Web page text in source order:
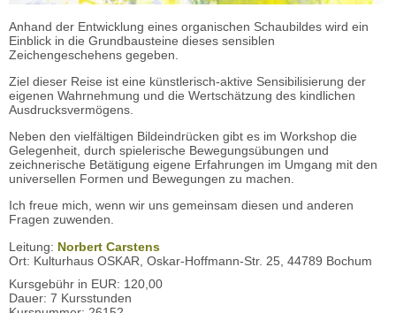
Anhand der Entwicklung eines organischen Schaubildes wird ein
Einblick in die Grundbausteine dieses sensiblen
Zeichengeschehens gegeben.
Ziel dieser Reise ist eine künstlerisch-aktive Sensibilisierung der
eigenen Wahrnehmung und die Wertschätzung des kindlichen
Ausdrucksvermögens.
Neben den vielfältigen Bildeindrücken gibt es im Workshop die
Gelegenheit, durch spielerische Bewegungsübungen und
zeichnerische Betätigung eigene Erfahrungen im Umgang mit den
universellen Formen und Bewegungen zu machen.
Ich freue mich, wenn wir uns gemeinsam diesen und anderen
Fragen zuwenden.
Leitung: Norbert Carstens
Ort: Kulturhaus OSKAR, Oskar-Hoffmann-Str. 25, 44789 Bochum
Kursgebühr in EUR: 120,00
Dauer: 7 Kursstunden